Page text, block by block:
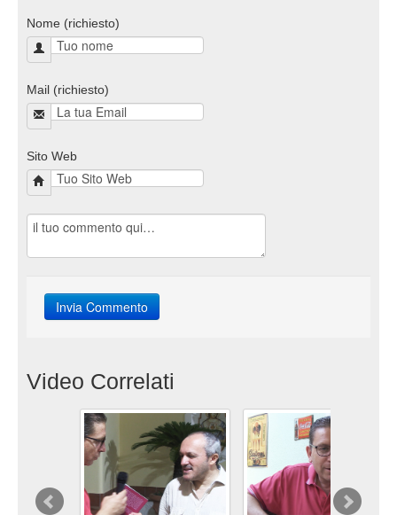
Nome (richiesto)
Mail (richiesto)
Sito Web
Video Correlati